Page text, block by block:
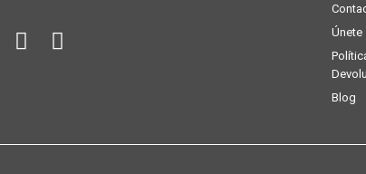
Únete
Blog